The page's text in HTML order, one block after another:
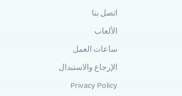
اتصل بنا
الألعاب
ساعات العمل
الإرجاع والاستبدال
Privacy Policy